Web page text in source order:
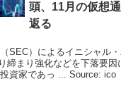
頭、11月の仮想
返る
SEC）によるイニシャル
締まり強化などを下落要
資家であっ ... Source: ico